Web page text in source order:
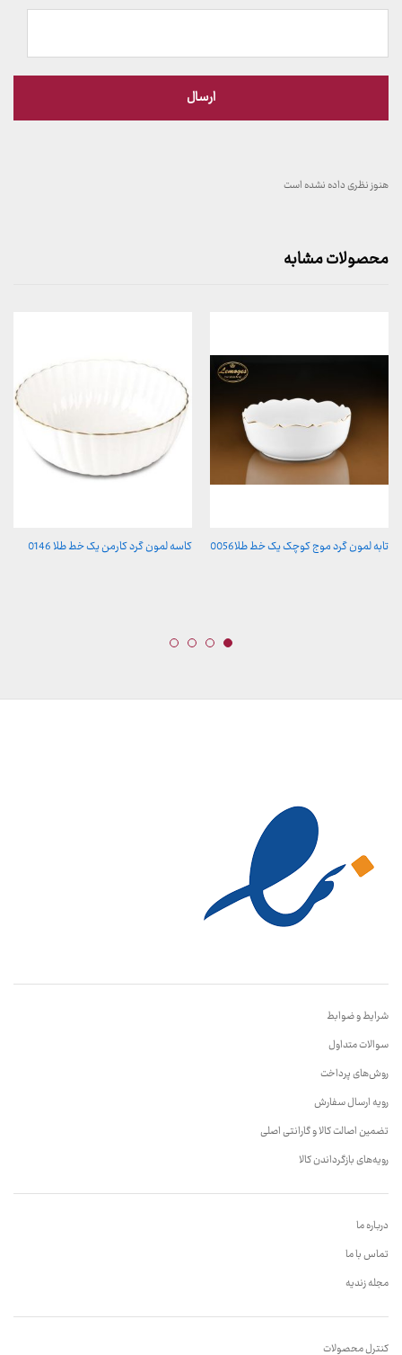
هنوز نظری داده نشده است
محصولات مشابه
تابه لمون گرد موج کوچک یک خط طلا0056 کاسه لمون گرد کارمن یک خط طلا 0146
شرایط و ضوابط
سوالات متداول
روش‌های پرداخت
رویه ارسال سفارش
تضمین اصالت کالا و گارانتی اصلی
رویه‌های بازگرداندن کالا
درباره ما
تماس با ما
مجله زندیه
کنترل محصولات